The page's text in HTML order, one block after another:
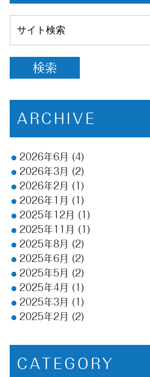
ARCHIVE
2026年6月
(4)
2026年3月
(2)
2026年2月
(1)
2026年1月
(1)
2025年12月
(1)
2025年11月
(1)
2025年8月
(2)
2025年6月
(2)
2025年5月
(2)
2025年4月
(1)
2025年3月
(1)
2025年2月
(2)
CATEGORY